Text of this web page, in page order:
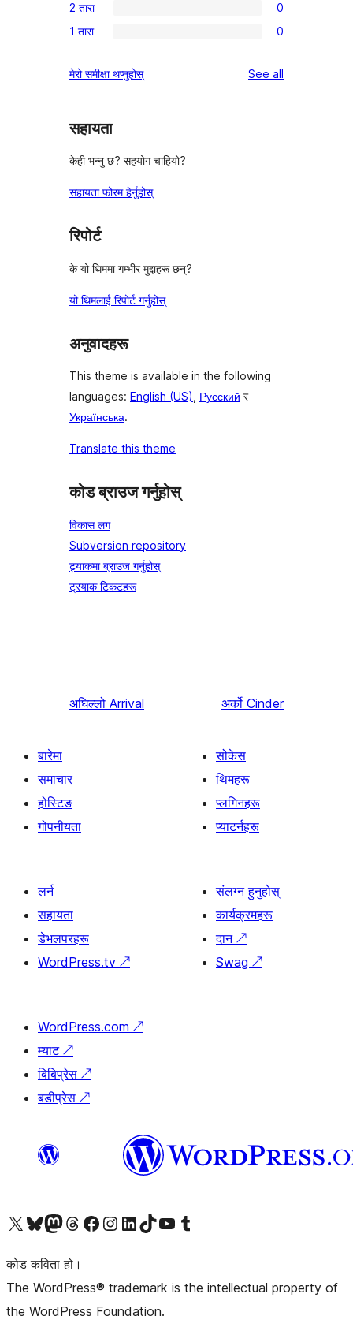
समीक्षा
तारा
समीक्षाहरू
3-
तारा
0
2-
समीक्षाहरू
2 तारा 0
0
तारा
1 तारा 0
मेरो समीक्षा थप्नुहोस् See all
सहायता
केही भन्नु छ? सहयोग चाहियो?
सहायता फोरम हेर्नुहोस्
रिपोर्ट
के यो थिममा गम्भीर मुद्दाहरू छन्?
यो थिमलाई रिपोर्ट गर्नुहोस्
अनुवादहरू
This theme is available in the following
languages: English (US), Русский र
Українська.
Translate this theme
कोड ब्राउज गर्नुहोस्
विकास लग
Subversion repository
ट्र्याकमा ब्राउज गर्नुहोस्
ट्रयाक टिकटहरू
अघिल्लो Arrival अर्को Cinder
बारेमा
समाचार
होस्टिङ
गोपनीयता
सोकेस
थिमहरू
प्लगिनहरू
प्याटर्नहरू
लर्न
सहायता
डेभलपरहरू
WordPress.tv ↗
संलग्न हुनुहोस्
कार्यक्रमहरू
दान ↗
Swag ↗
WordPress.com ↗
म्याट ↗
बिबिप्रेस ↗
बडीप्रेस ↗
हाम्रो X (पहिले ट्विटर) खातामा जानुहोस्
हाम्रो Bluesky खाता भ्रमण गर्नुहोस्
हाम्रो म्यास्टोडन खाता भ्रमण गर्नुहोस्
हाम्रो थ्रेड्स खातामा जानुहोस्
हाम्रो फेसबुक पेजमा जानुहोस्
हाम्रो इन्स्टाग्राम खातामा जानुहोस्
हाम्रो लिङ्क्डइन खातामा जानुहोस्
हाम्रो TikTok खाता भ्रमण गर्नुहोस्
हाम्रो युट्युब च्यानलमा जानुहोस्
हाम्रो टम्बलर खाता भ्रमण गर्नुहोस्
कोड कविता हो।
The WordPress® trademark is the intellectual property of
the WordPress Foundation.